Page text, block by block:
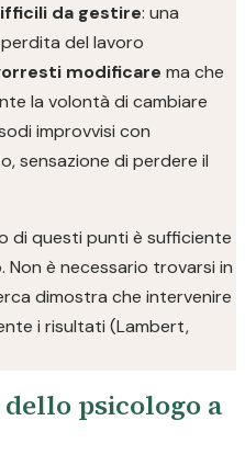
da gestire: una
del lavoro
modificare ma che
la volontà di cambiare
improvvisi con
sensazione di perdere il
di questi punti è sufficiente
è necessario trovarsi in
dimostra che intervenire
i risultati (Lambert,
psicologo a